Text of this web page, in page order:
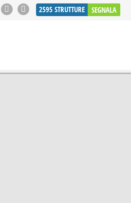
2595 STRUTTURE SEGNALA